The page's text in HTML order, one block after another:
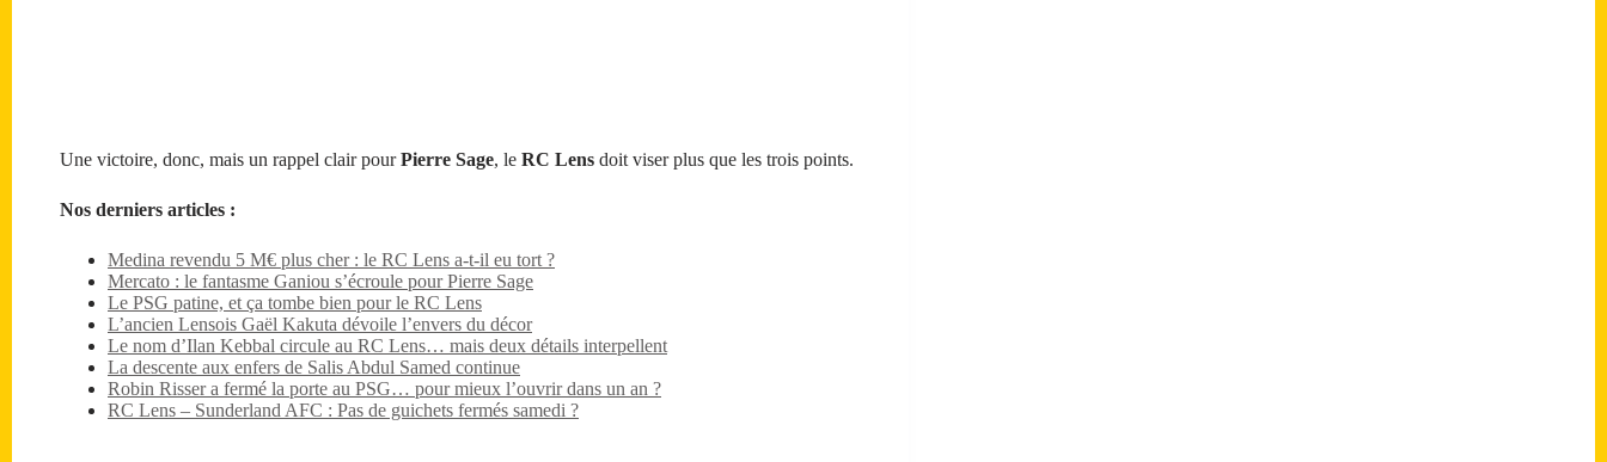
Une victoire, donc, mais un rappel clair pourPierre Sage, le RC Lens doit viser plus que les trois points.
Nos derniers articles :
Medina revendu 5 M€ plus cher : le RC Lens a-t-il eu tort ?
Mercato : le fantasme Ganiou s’écroule pour Pierre Sage
Le PSG patine, et ça tombe bien pour le RC Lens
L’ancien Lensois Gaël Kakuta dévoile l’envers du décor
Le nom d’Ilan Kebbal circule au RC Lens… mais deux détails interpellent
La descente aux enfers de Salis Abdul Samed continue
Robin Risser a fermé la porte au PSG… pour mieux l’ouvrir dans un an ?
RC Lens – Sunderland AFC : Pas de guichets fermés samedi ?